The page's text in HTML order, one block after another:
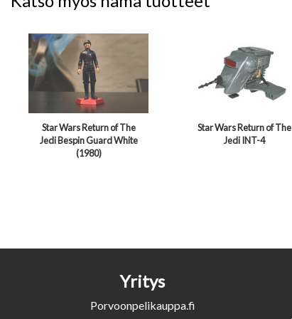
Star Wars Return of The
Jedi Bespin Guard White
(1980)
Star Wars Return of The
Jedi INT-4
Yritys
Porvoonpelikauppa.fi